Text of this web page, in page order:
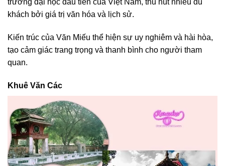
trường đại học đầu tiên của Việt Nam, thu hút nhiều du
khách bởi giá trị văn hóa và lịch sử.
Kiến trúc của Văn Miếu thể hiện sự uy nghiêm và hài hòa,
tạo cảm giác trang trọng và thanh bình cho người tham
quan.
Khuê Văn Các